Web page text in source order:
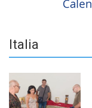
Italia